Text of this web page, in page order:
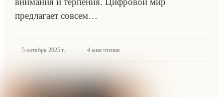
предлагает совсем…
5 октября 2025 г. · 4 мин чтения